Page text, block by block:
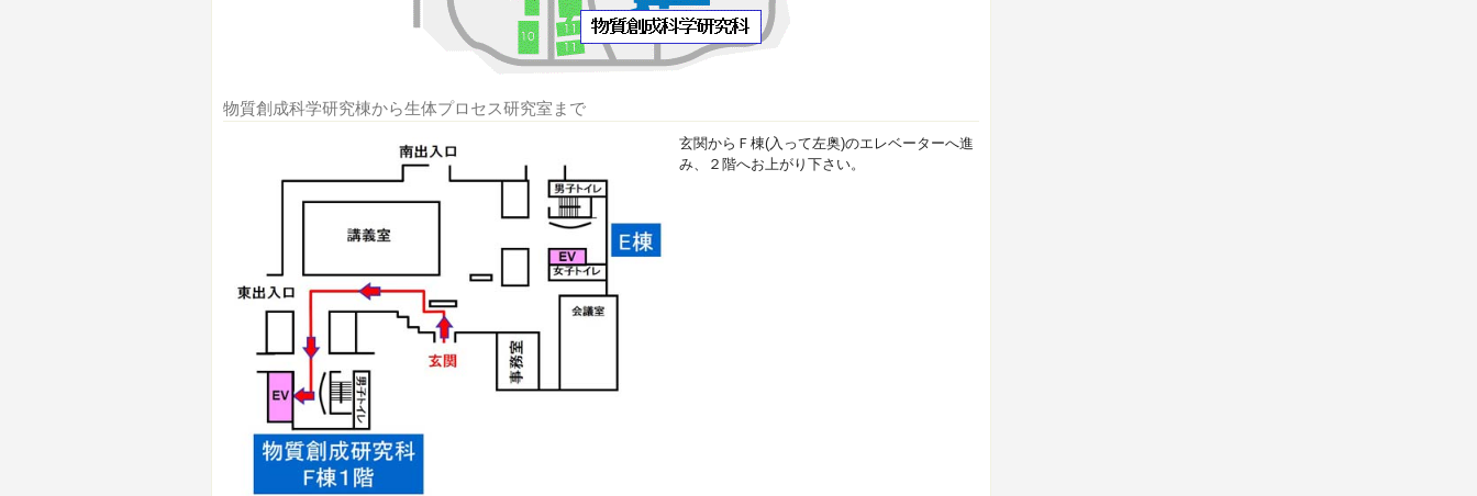
物質創成科学研究棟から生体プロセス研究室まで
玄関からＦ棟(入って左奥)のエレベーターへ進
み、２階へお上がり下さい。